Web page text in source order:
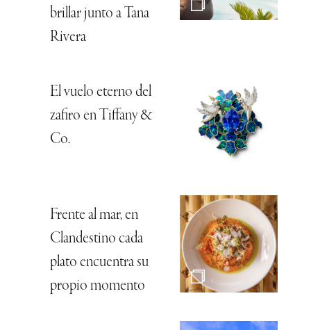
brillar junto a Tana
Rivera
El vuelo eterno del
zafiro en Tiffany &
Co.
Frente al mar, en
Clandestino cada
plato encuentra su
propio momento